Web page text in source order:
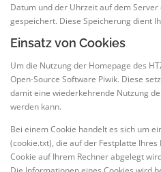
Datum und der Uhrzeit auf dem
gespeichert. Diese Speicherung dient
Einsatz von Cookies
Um die Nutzung der Homepage des
Open-Source Software Piwik. Diese
damit eine wiederkehrende Nutzung
werden kann.
Bei einem Cookie handelt es sich um
(cookie.txt), die auf der Festplatte
Cookie auf Ihrem Rechner abgelegt